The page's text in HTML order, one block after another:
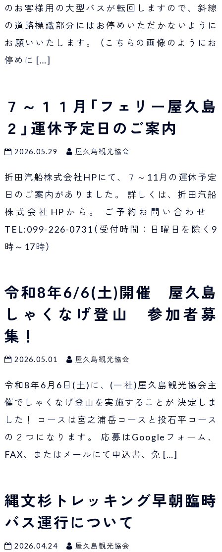
のお客様用の大型バスが転回しますので、斜線
の道路標識部分にはお停めいただかないように
お願いいたします。 （こちらの画像のようにお
停めに […]
７～１１月「フェリー屋久島
２」運休予定日のご案内
2026.05.29 屋久島観光協会
折田汽船株式会社HPにて、７～11月の運休予定
日のご案内がありました。 詳しくは、折田汽船
株式会社HPから。 ご予約お問い合わせ
TEL:099-226-0731（受付時間：日曜日を除く9
時～17時）
令和8年6/6(土)開催 屋久島
しゃくなげ登山 参加者募
集！
2026.05.01 屋久島観光協会
令和8年6月6日(土)に、(一社)屋久島観光協会主
催でしゃくなげ登山を実施することが 決定しま
した！ コースは宮之浦岳コースと投石平コース
の２つになります。 応募はGoogleフォーム、
FAX、またはメールにて申込書、免 […]
縄文杉トレッキング早朝臨時
バス運行について
2026.04.24 屋久島観光協会